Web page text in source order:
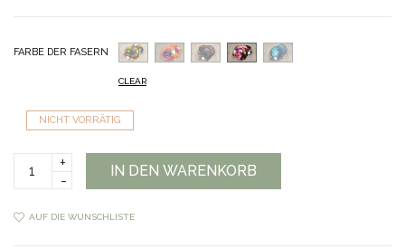
FARBE DER FASERN
CLEAR
NICHT VORRÄTIG
Wöllfchen
Yak
IN DEN WARENKORB
AUF DIE WUNSCHLISTE